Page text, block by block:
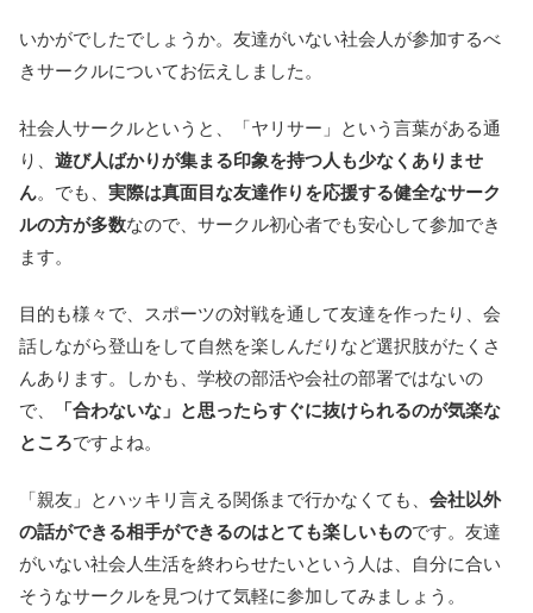
いかがでしたでしょうか。友達がいない社会人が参加するべ
きサークルについてお伝えしました。
社会人サークルというと、「ヤリサー」という言葉がある通
り、 遊び人ばかりが集まる印象を持つ人も少なくありませ
ん。でも、 実際は真面目な友達作りを応援する健全なサーク
ルの方が多数なので、サークル初心者でも安心して参加でき
ます。
目的も様々で、スポーツの対戦を通して友達を作ったり、会
話しながら登山をして自然を楽しんだりなど選択肢がたくさ
んあります。しかも、学校の部活や会社の部署ではないの
で、
「合わないな」と思ったらすぐに抜けられるのが気楽な
ところですよね。
「親友」とハッキリ言える関係まで行かなくても、 会社以外
の話ができる相手ができるのはとても楽しいものです。友達
がいない社会人生活を終わらせたいという人は、自分に合い
そうなサークルを見つけて気軽に参加してみましょう。